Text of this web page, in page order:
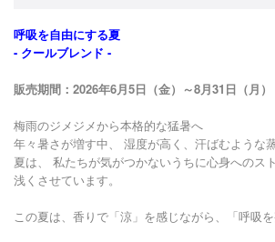
呼吸を自由にする夏
- クールブレンド -
販売期間：2026年6月5日（金）～8月31日（月）
梅雨のジメジメから本格的な猛暑へ
年々暑さが増す中、 湿度が高く、汗ばむような
夏は、 私たちが気がつかないうちに心身へのス
浅くさせています。
この夏は、香りで「涼」を感じながら、「呼吸を